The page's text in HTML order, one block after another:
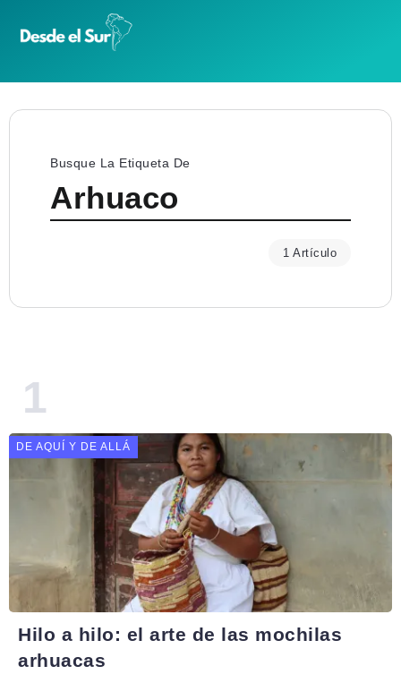
Busque La Etiqueta De
Arhuaco
1 Artículo
DE AQUÍ Y DE ALLÁ
Hilo a hilo: el arte de las mochilas
arhuacas